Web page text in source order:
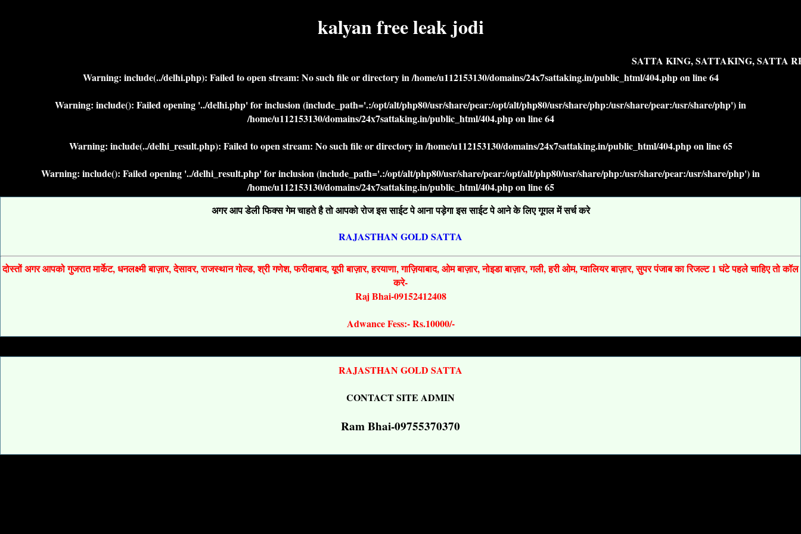
kalyan free leak jodi
SATTA KING, SATTAKING, SATTA
Warning: include(../delhi.php): Failed to open stream: No such file or directory in/home/u112153130/domains/24x7sattaking.in/public_html/404.phpon line64
Warning: include(): Failed opening '../delhi.php' for inclusion (include_path='.:/opt/alt/php80/usr/share/pear:/opt/alt/php80/usr/share/php:/usr/share/pear:/usr/share/php') in
/home/u112153130/domains/24x7sattaking.in/public_html/404.phpon line64
Warning: include(../delhi_result.php): Failed to open stream: No such file or directory in/home/u112153130/domains/24x7sattaking.in/public_html/404.phpon line65
Warning: include(): Failed opening '../delhi_result.php' for inclusion (include_path='.:/opt/alt/php80/usr/share/pear:/opt/alt/php80/usr/share/php:/usr/share/pear:/usr/share/php') in
/home/u112153130/domains/24x7sattaking.in/public_html/404.phpon line65
अगर आप डेली फिक्स गेम चाहते है तो आपको रोज इस साईट पे आना पड़ेगा इस साईट पे आने के लिए गूगल में सर्च करे
RAJASTHAN GOLD SATTA
दोस्तों अगर आपको गुजरात मार्केट, धनलक्ष्मी बाज़ार, देसावर, राजस्थान गोल्ड, श्री गणेश, फरीदाबाद, यूपी बाज़ार, हरयाणा, गाज़ियाबाद, ओम बाज़ार, नोइडा बाज़ार, गली, हरी ओम, ग्वालियर बाज़ार, सुपर पंजाब का रिजल्ट 1 घंटे पहले चाहिए तो कॉल
करे-
Raj Bhai-09152412408
Adwance Fess:- Rs.10000/-
RAJASTHAN GOLD SATTA
CONTACT SITE ADMIN
Ram Bhai-09755370370